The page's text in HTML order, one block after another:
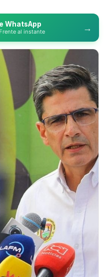
WhatsApp
al instante →